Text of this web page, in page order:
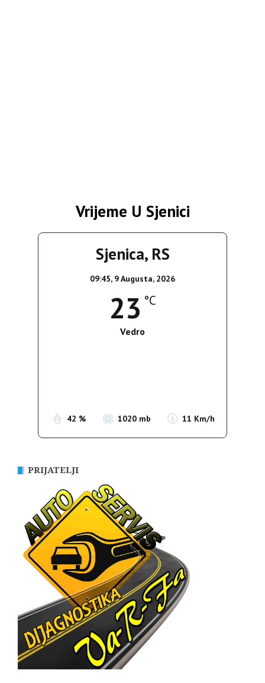
Vrijeme U Sjenici
Sjenica, RS
09:45, 9 Augusta, 2026
23 °C
Vedro
42 % 1020 mb 11 Km/h
PRIJATELJI